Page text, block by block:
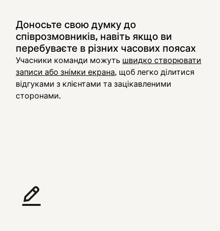
Доносьте свою думку до
співрозмовників, навіть якщо ви
перебуваєте в різних часових поясах
Учасники команди можуть швидко створювати
записи або знімки екрана, щоб легко ділитися
відгуками з клієнтами та зацікавленими
сторонами.